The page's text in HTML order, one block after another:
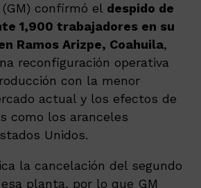
(GM) confirmó el despido de
1,900 trabajadores en su
Ramos Arizpe, Coahuila,
reconfiguración operativa
con la menor
actual y los efectos de
como los aranceles
Unidos.
la cancelación del segundo
planta, por lo que GM